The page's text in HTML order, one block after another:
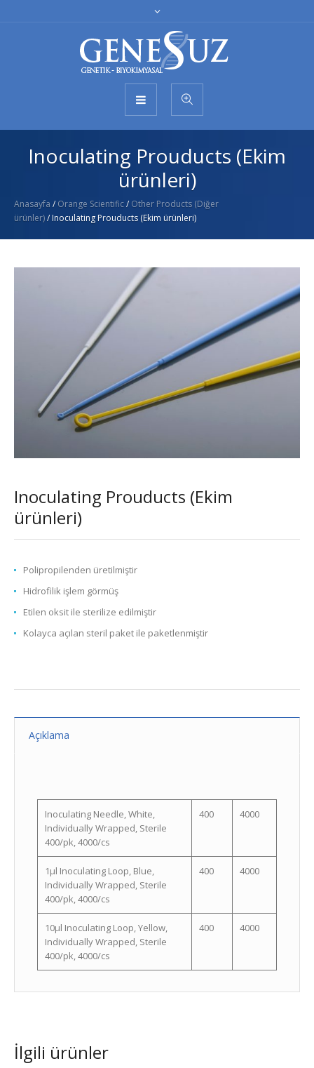
Inoculating Prouducts (Ekim
ürünleri)
Anasayfa / Orange Scientific/ Other Products (Diğer
ürünler)/ Inoculating Prouducts (Ekim ürünleri)
Inoculating Prouducts (Ekim
ürünleri)
Polipropilenden üretilmiştir
Hidrofilik işlem görmüş
Etilen oksit ile sterilize edilmiştir
Kolayca açılan steril paket ile paketlenmiştir
Açıklama
Inoculating Needle, White,
Individually Wrapped, Sterile
400/pk, 4000/cs
400 4000
1µl Inoculating Loop, Blue,
Individually Wrapped, Sterile
400/pk, 4000/cs
400 4000
10µl Inoculating Loop, Yellow,
Individually Wrapped, Sterile
400/pk, 4000/cs
400 4000
İlgili ürünler